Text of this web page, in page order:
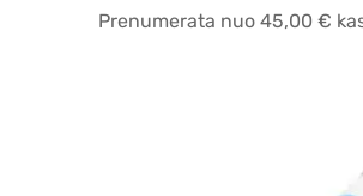
Prenumerata nuo 45,00 €